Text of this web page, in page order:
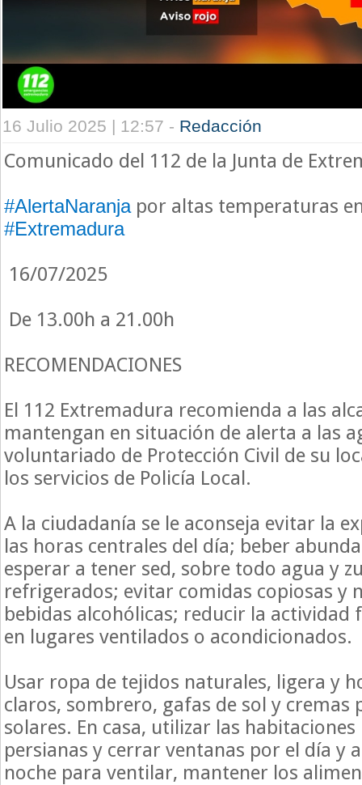
16 Julio 2025 | 12:57 - Redacción
Comunicado del 112 de la Junta de
#AlertaNaranjapor altas temperaturas
#Extremadura
16/07/2025
De 13.00h a 21.00h
RECOMENDACIONES
El 112 Extremadura recomienda a las
mantengan en situación de alerta a las
voluntariado de Protección Civil de su
los servicios de Policía Local.
A la ciudadanía se le aconseja evitar la
las horas centrales del día; beber
esperar a tener sed, sobre todo agua y
refrigerados; evitar comidas copiosas y
bebidas alcohólicas; reducir la actividad
en lugares ventilados o acondicionados.
Usar ropa de tejidos naturales, ligera y
claros, sombrero, gafas de sol y cremas
solares. En casa, utilizar las
persianas y cerrar ventanas por el día y
noche para ventilar, mantener los